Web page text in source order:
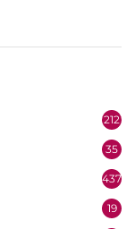
212
35
437
19